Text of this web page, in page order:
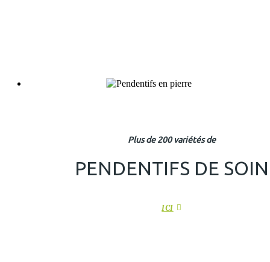
Plus de 200 variétés de
PENDENTIFS DE SOIN
ICI